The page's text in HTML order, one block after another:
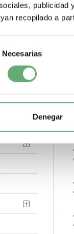
publicidad
recopilado a
Necesarias
Denegar
.
.
.